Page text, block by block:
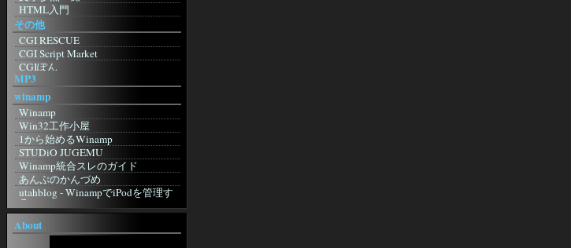
Sleipnir
Sylera
Lynx
影鷹
Amaya
Lite
JBrowser
跡 地
がらくた館跡地
特に意味もなく
Imitation Flowers：日記
ぎほたるしんちゃん
KUNSTMUSEUM
良い子のジャポニカ日記帳
☆美幼女の日記帳・３☆
桃色蜥蜴日記
三日坊主克服日記
似非勇者の隠れ家
良い子のジャポニカ日記帳
ふにふに
ARUPU
Ownerの外部Log
六角軍記
無人の家で発見された手記
blizzardの日記
WebMoney
eBOOK・OFF
Domino's Pizza
すかいらーく
HTML入門
その他
CGI RESCUE
CGI Script Market
CGIぽん
Going My Way
ImageCanvas
KENT WEB
MAKOTO3.NET
Mini CGI
WonderLink【CGI配布サイト】
ぴんぽんすくりぷと
インターネット＆CGI入門講座
個人掲示板 powered by teacup.
研究室☆
CGI・Perl入門
FLASH DESIGN WILL
TrendMicro
MP3
winamp
Winamp
Win32工作小屋
1から始めるWinamp
STUDiO JUGEMU
Winamp統合スレのガイド
あんぷのかんづめ
utahblog - WinampでiPodを管理す
る
foobar2000
foobar2000
About